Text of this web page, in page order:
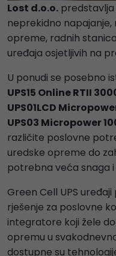
Lost d.o.o. predstavlja
neprekidno napajanje,
opreme, radnih
uređaja osjetljivih na
U ponudi se posebno
UPS15 Online RTII
UPS01LCD
UPS03 Micropower
različite poslovne
uredske opreme do
potrebna veća snaga
Green Cell UPS
rješenje za poslovne
integratore koji žele
opremu u
dostupne su